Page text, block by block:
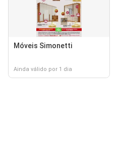
Móveis Simonetti
Ainda válido por 1 dia